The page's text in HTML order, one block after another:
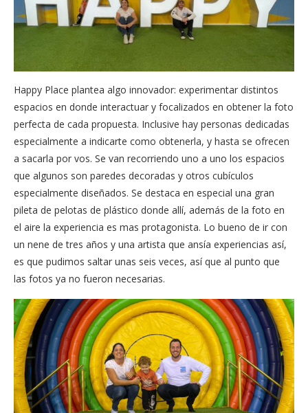
Happy Place plantea algo innovador: experimentar distintos
espacios en donde interactuar y focalizados en obtener la foto
perfecta de cada propuesta. Inclusive hay personas dedicadas
especialmente a indicarte como obtenerla, y hasta se ofrecen
a sacarla por vos. Se van recorriendo uno a uno los espacios
que algunos son paredes decoradas y otros cubículos
especialmente diseñados. Se destaca en especial una gran
pileta de pelotas de plástico donde allí, además de la foto en
el aire la experiencia es mas protagonista. Lo bueno de ir con
un nene de tres años y una artista que ansía experiencias así,
es que pudimos saltar unas seis veces, así que al punto que
las fotos ya no fueron necesarias.